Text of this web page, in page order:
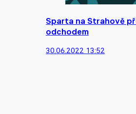
Sparta na Strahově
odchodem
30.06.2022 13:52